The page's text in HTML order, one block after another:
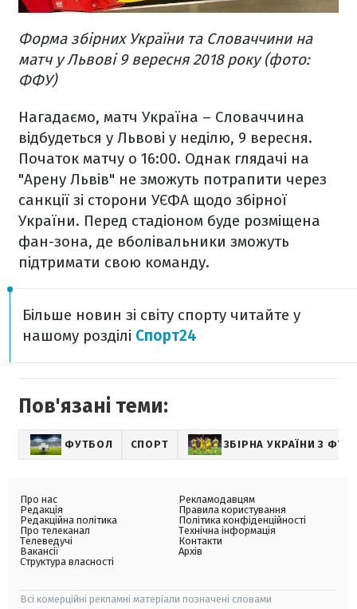
Форма збірних України та Словаччини на
матч у Львові 9 вересня 2018 року (фото:
ФФУ)
Нагадаємо, матч Україна – Словаччина
відбудеться у Львові у неділю, 9 вересня.
Початок матчу о 16:00. Однак глядачі на
"Арену Львів" не зможуть потрапити через
санкції зі сторони УЄФА щодо збірної
України. Перед стадіоном буде розміщена
фан-зона, де вболівальники зможуть
підтримати свою команду.
Більше новин зі світу спорту читайте у
нашому розділі Спорт24
Пов'язані теми:
ФУТБОЛ СПОРТ ЗБІРНА УКРАЇНИ З
Про нас
Редакція
Редакційна політика
Про телеканал
Телеведучі
Вакансії
Структура власності
Рекламодавцям
Правила користування
Політика конфіденційності
Технічна інформація
Контакти
Архів
Всі комерційні рекламні матеріали позначені словами